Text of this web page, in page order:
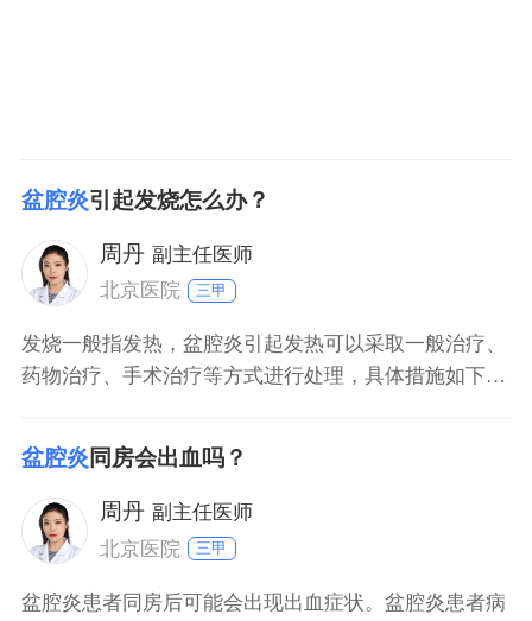
盆腔炎引起发烧怎么办？
周丹 副主任医师
北京医院
三甲
发烧一般指发热，盆腔炎引起发热可以采取一般治疗、
药物治疗、手术治疗等方式进行处理，具体措施如下：
取温水擦浴、局部冰敷，进行物理降温，饮食上需要给
予其高营养、高蛋白食物的摄入。对于发热明显者，还
可在医生指导下应用布洛芬颗粒、对乙酰氨基酚片等非
甾体抗炎药
盆腔炎 同房会出血吗？
周丹 副主任医师
北京医院
三甲
盆腔炎患者同房后可能会出现出血症状。盆腔炎患者病